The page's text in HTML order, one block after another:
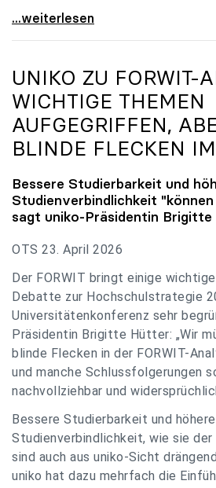
uniko zu Budgetverhandlungen:
...weiterlesen
UNIKO ZU FORWIT-
WICHTIGE THEMEN
AUFGEGRIFFEN,
BLINDE FLECKEN
Bessere Studierbarkeit und
Studienverbindlichkeit
sagt uniko-Präsidentin
OTS 23. April 2026
Der FORWIT bringt einige
Debatte zur Hochschulstrategie
Universitätenkonferenz sehr
Präsidentin Brigitte Hütter: „Wir
blinde Flecken in der FORWIT-
und manche Schlussfolgerungen
nachvollziehbar und
Bessere Studierbarkeit und höhere
Studienverbindlichkeit, wie sie der
sind auch aus uniko-Sicht
uniko hat dazu mehrfach die